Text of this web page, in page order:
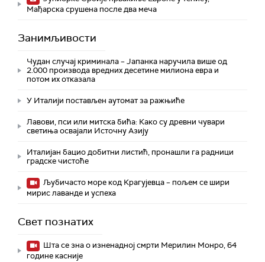
Мађарска срушена после два меча
Занимљивости
Чудан случај криминала – Јапанка наручила више од
2.000 производа вредних десетине милиона евра и
потом их отказала
У Италији постављен аутомат за ражњиће
Лавови, пси или митска бића: Како су древни чувари
светиња освајали Источну Азију
Италијан бацио добитни листић, пронашли га радници
градске чистоће
Љубичасто море код Крагујевца – пољем се шири
мирис лаванде и успеха
Свет познатих
Шта се зна о изненадној смрти Мерилин Монро, 64
године касније